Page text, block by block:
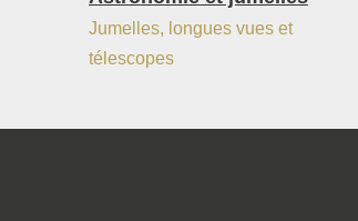
Jumelles, longues vues et
télescopes